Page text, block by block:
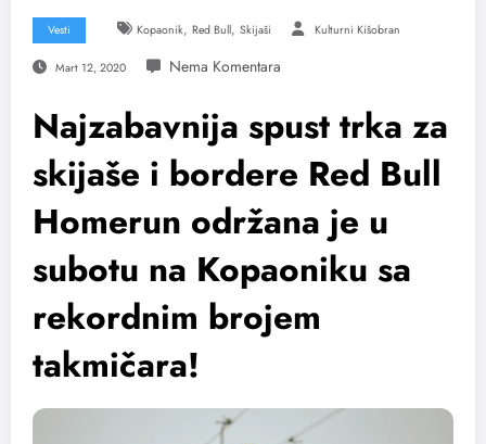
Vesti Kopaonik, Red Bull, Skijaši Kulturni Kišobran
Mart 12, 2020
Najzabavnija spust trka za
skijaše i bordere Red Bull
Homerun održana je u
subotu na Kopaoniku sa
rekordnim brojem
takmičara!